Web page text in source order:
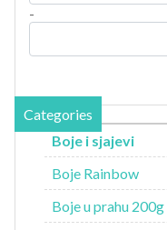
-
Categories
Boje i sjajevi
Boje Rainbow
Boje u prahu 200g